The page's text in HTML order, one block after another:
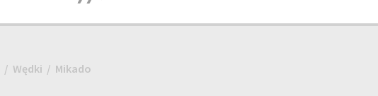
/ Wędki / Mikado